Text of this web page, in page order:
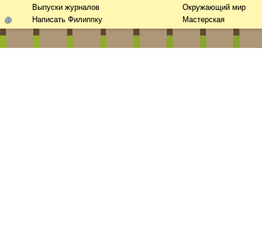
Выпуски журналов
Написать Филиппку
Окружающий мир
Мастерская